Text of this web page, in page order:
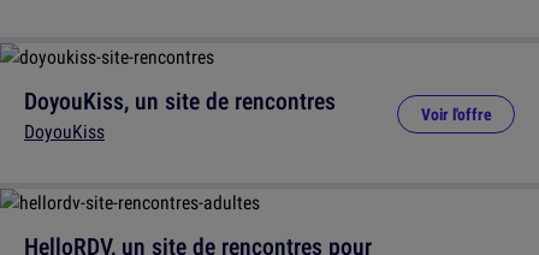
HelloRDV, un site de rencontres pour
DoyouKiss, un site de rencontres
DoyouKiss
Voir l'offre